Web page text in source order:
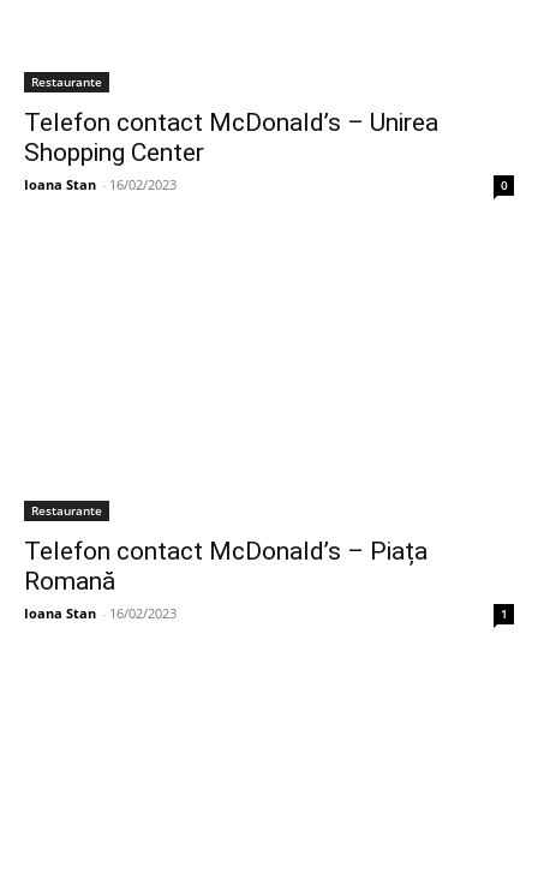
Restaurante
Telefon contact McDonald’s – Unirea
Shopping Center
Ioana Stan - 16/02/2023 0
Restaurante
Telefon contact McDonald’s – Piața
Romană
Ioana Stan - 16/02/2023 1